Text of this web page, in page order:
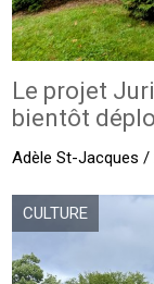
Le projet
bientôt
Adèle St-Jacques /
CULTURE